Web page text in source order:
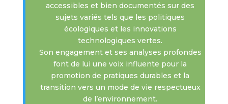
accessibles et bien documentés sur des
sujets variés tels que les politiques
écologiques et les innovations
technologiques vertes.
Son engagement et ses analyses profondes
font de lui une voix influente pour la
promotion de pratiques durables et la
transition vers un mode de vie respectueux
de l’environnement.